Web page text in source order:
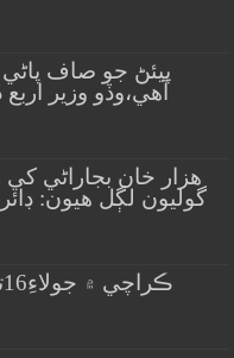
پيئڻ جو صاف پاڻي
آهي،وڏو وزير
گوليون لڳل هيون: